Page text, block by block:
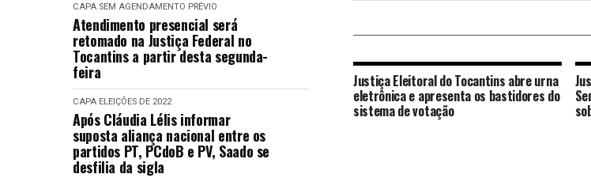
CAPA SEM AGENDAMENTO PRÉVIO
Atendimento presencial será
retomado na Justiça Federal no
Tocantins a partir desta segunda-
feira
CAPA ELEIÇÕES DE 2022
Após Cláudia Lélis informar
suposta aliança nacional entre os
partidos PT, PCdoB e PV, Saado se
desfilia da sigla
Justiça Eleitoral do Tocantins abre urna
eletrônica e apresenta os bastidores do
sistema de votação